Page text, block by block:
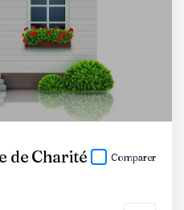
de Charité Comparer